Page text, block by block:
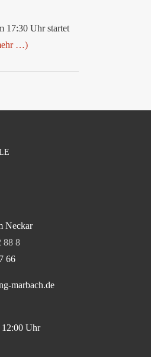
17:30 Uhr startet
…)
Neckar
88 8
66
marbach.de
12:00 Uhr